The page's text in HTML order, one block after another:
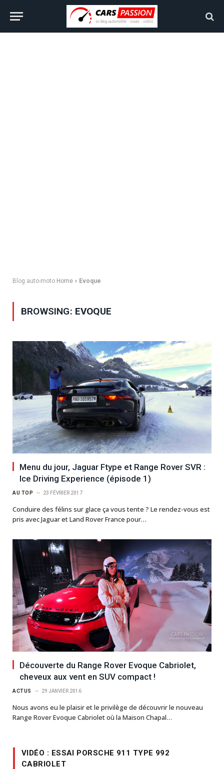
Blog auto-moto Home » Evoque
BROWSING: EVOQUE
Menu du jour, Jaguar Ftype et Range Rover SVR :
Ice Driving Experience (épisode 1)
AU TOP 23 FÉVRIER 2017
Conduire des félins sur glace ça vous tente ? Le rendez-vous est
pris avec Jaguar et Land Rover France pour…
Découverte du Range Rover Evoque Cabriolet,
cheveux aux vent en SUV compact !
ACTUS 29 JANVIER 2016
Nous avons eu le plaisir et le privilège de découvrir le nouveau
Range Rover Evoque Cabriolet où la Maison Chapal…
VIDÉO : ESSAI PORSCHE 911 TYPE 992
CABRIOLET